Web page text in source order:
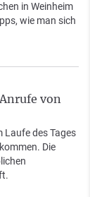
in Weinheim
wie man sich
von
Laufe des Tages
Die